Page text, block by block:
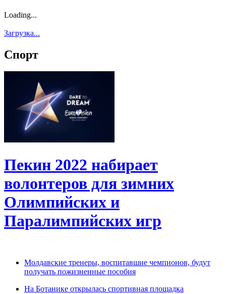
Loading...
Загрузка...
Спорт
Пекин 2022 набирает
волонтеров для зимних
Олимпийских и
Паралимпийских игр
Молдавские тренеры, воспитавшие чемпионов, будут
получать пожизненные пособия
На Ботанике открылась спортивная площадка